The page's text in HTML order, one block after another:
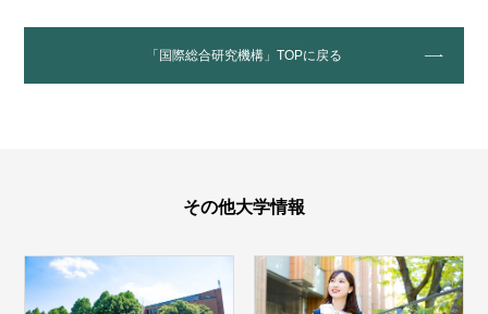
「国際総合研究機構」TOPに戻る
その他大学情報